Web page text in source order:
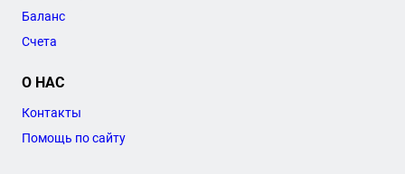
Баланс
Счета
О НАС
Контакты
Помощь по сайту